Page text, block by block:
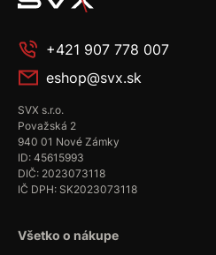
+421 907 778 007
eshop@svx.sk
SVX s.r.o.
Považská 2
940 01 Nové Zámky
ID: 45615993
DIČ: 2023073118
IČ DPH: SK2023073118
Všetko o nákupe